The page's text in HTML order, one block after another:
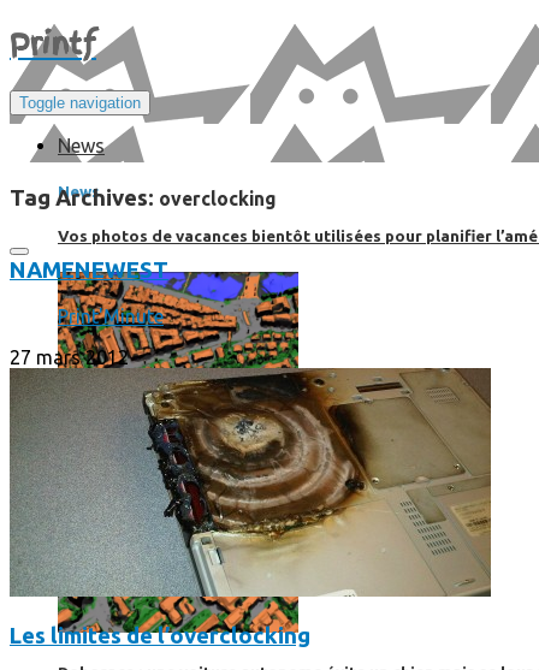
Printf
Toggle navigation
News
News
Vos photos de vacances bientôt utilisées pour planifier
Tag Archives: overclocking
NAMENEWEST
Print'Minute
27 mars 2012
Les limites de l’overclocking